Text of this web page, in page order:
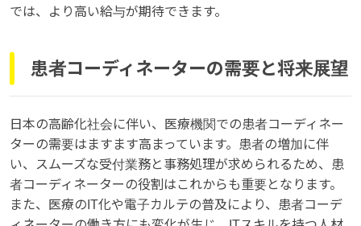
では、より高い給与が期待できます。
患者コーディネーターの需要と将来展望
日本の高齢化社会に伴い、医療機関での患者コーディネー
ターの需要はますます高まっています。患者の増加に伴
い、スムーズな受付業務と事務処理が求められるため、患
者コーディネーターの役割はこれからも重要となります。
また、医療のIT化や電子カルテの普及により、患者コーデ